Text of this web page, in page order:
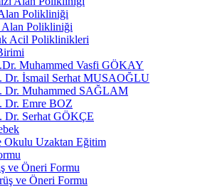
Polikliniği
Alan Polikliniği
Acil Poliklinikleri
Muhammed Vasfi GÖKAY
Dr. İsmail Serhat MUSAOĞLU
Dr. Muhammed SAĞLAM
Dr. Emre BOZ
Dr. Serhat GÖKÇE
Okulu Uzaktan Eğitim
ve Öneri Formu
ve Öneri Formu